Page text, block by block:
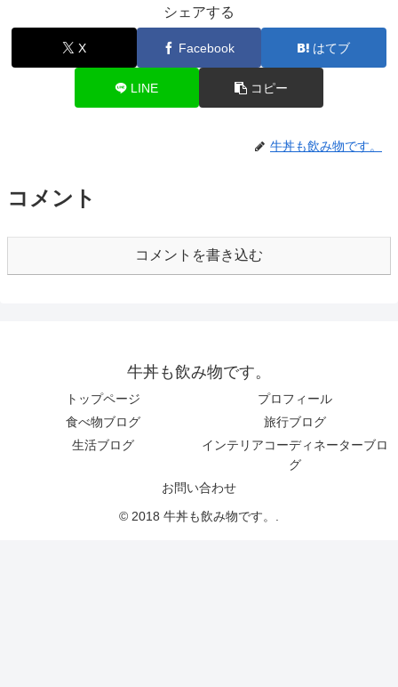
シェアする
X Facebook はてブ
LINE コピー
牛丼も飲み物です。
コメント
コメントを書き込む
牛丼も飲み物です。
トップページ
プロフィール
食べ物ブログ
旅行ブログ
生活ブログ
インテリアコーディネーターブロ
グ
お問い合わせ
© 2018 牛丼も飲み物です。.